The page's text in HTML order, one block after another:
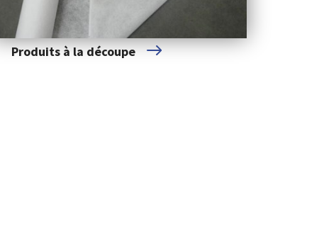
Produits à la découpe